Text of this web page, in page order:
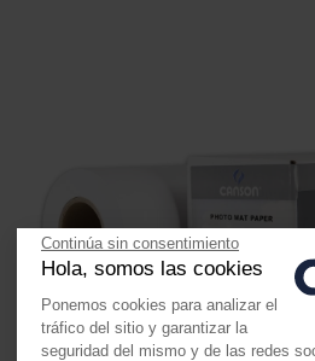
Continúa sin consentimiento
Hola, somos las cookies
Ponemos cookies para analizar el
tráfico del sitio y garantizar la
seguridad del mismo y de las redes